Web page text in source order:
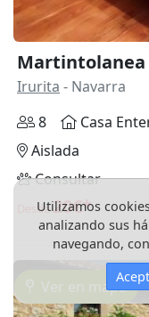
Martintolanea
Irurita - Navarra
8
Casa
Aislada
Consultar
Desde20€*
Ver en mapa
Utilizamos
analizando sus
navegando,